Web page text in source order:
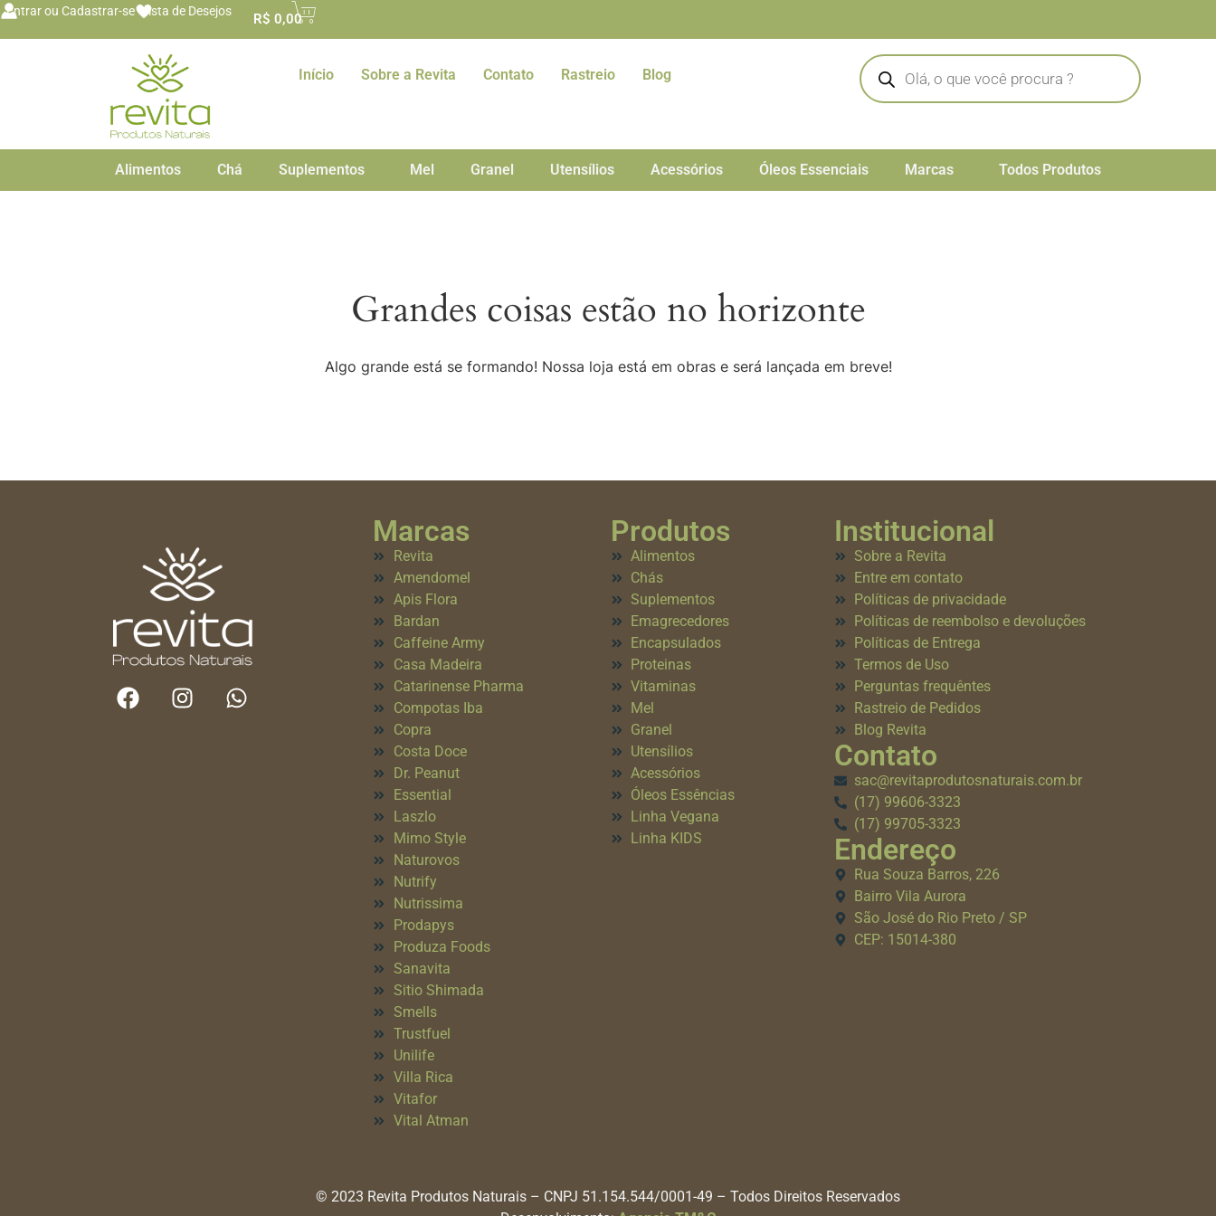
conteúdo
Entrar ou Cadastrar-se Lista de Desejos R$ 0,00
Início Sobre a Revita Contato Rastreio Blog
Alimentos Chá Suplementos Mel Granel Utensílios Acessórios Óleos Essenciais Marcas Todos Produtos
Grandes coisas estão no horizonte
Algo grande está se formando! Nossa loja está em obras e será lançada em breve!
Marcas
Revita
Amendomel
Apis Flora
Bardan
Caffeine Army
Casa Madeira
Catarinense Pharma
Compotas Iba
Copra
Costa Doce
Dr. Peanut
Essential
Laszlo
Mimo Style
Naturovos
Nutrify
Nutrissima
Prodapys
Produza Foods
Sanavita
Sitio Shimada
Smells
Trustfuel
Unilife
Villa Rica
Vitafor
Vital Atman
Produtos
Alimentos
Chás
Suplementos
Emagrecedores
Encapsulados
Proteinas
Vitaminas
Mel
Granel
Utensílios
Acessórios
Óleos Essências
Linha Vegana
Linha KIDS
Institucional
Sobre a Revita
Entre em contato
Políticas de privacidade
Políticas de reembolso e devoluções
Políticas de Entrega
Termos de Uso
Perguntas frequêntes
Rastreio de Pedidos
Blog Revita
Contato
sac@revitaprodutosnaturais.com.br
(17) 99606-3323
(17) 99705-3323
Endereço
Rua Souza Barros, 226
Bairro Vila Aurora
São José do Rio Preto / SP
CEP: 15014-380
© 2023 Revita Produtos Naturais – CNPJ 51.154.544/0001-49 – Todos Direitos Reservados